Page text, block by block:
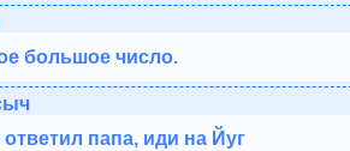
большое число.
папа, иди на Йуг